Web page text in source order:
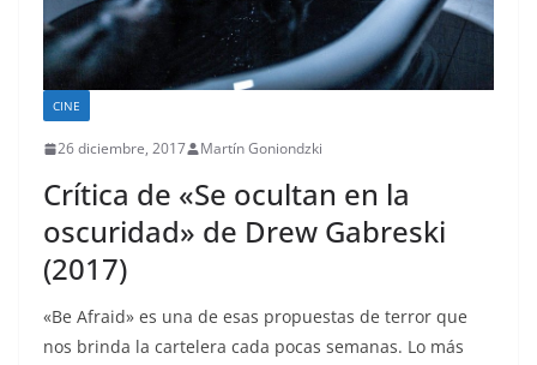
CINE
26 diciembre, 2017 Martín Goniondzki
Crítica de «Se ocultan en la
oscuridad» de Drew Gabreski
(2017)
«Be Afraid» es una de esas propuestas de terror que
nos brinda la cartelera cada pocas semanas. Lo más